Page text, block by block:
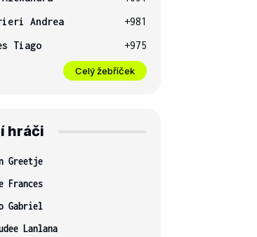
Andrea
+981
Tiago
+975
Celý žebříček
hráči
Greetje
Frances
Gabriel
Lanlana